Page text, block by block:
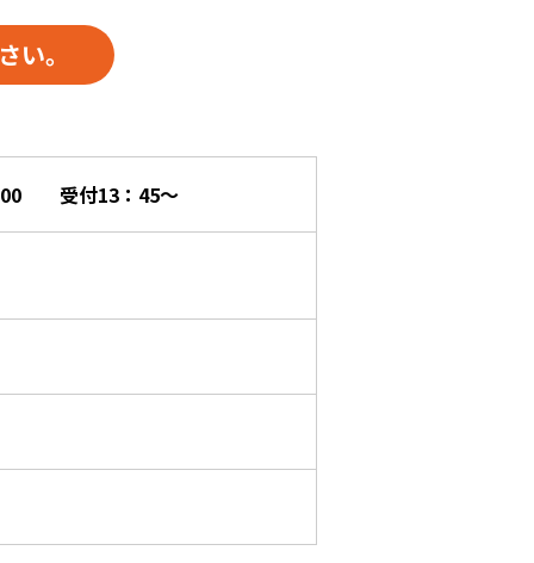
い。
00 受付13：45～